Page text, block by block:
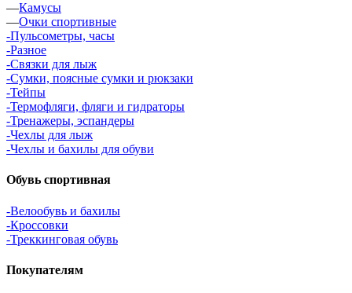
—Камусы
—Очки спортивные
-Пульсометры, часы
-Разное
-Связки для лыж
-Сумки, поясные сумки и рюкзаки
-Тейпы
-Термофляги, фляги и гидраторы
-Тренажеры, эспандеры
-Чехлы для лыж
-Чехлы и бахилы для обуви
Обувь спортивная
-Велообувь и бахилы
-Кроссовки
-Треккинговая обувь
Покупателям